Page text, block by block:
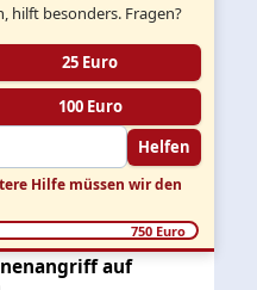
hilft besonders. Fragen?
25 Euro
100 Euro
Helfen
Hilfe müssen wir den
750 Euro
auf